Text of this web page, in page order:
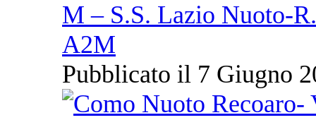
M – S.S. Lazio Nuoto-
A2M
Pubblicato il 7 Giugno